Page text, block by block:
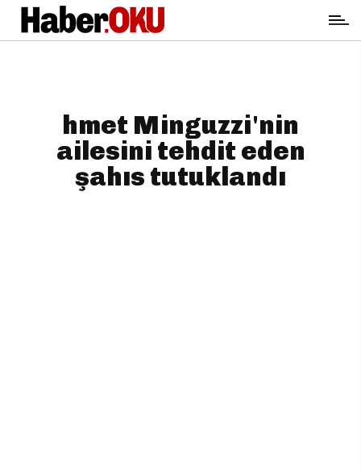
hmet Minguzzi'nin
ailesini tehdit eden
şahıs tutuklandı